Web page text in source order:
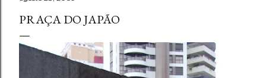
PRAÇA DO JAPÃO